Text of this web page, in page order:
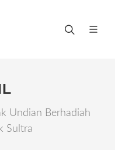
Undian Berhadiah
Sultra